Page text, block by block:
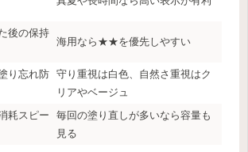
後の保持
海用なら★★を優先しやすい
り忘れ防 守り重視は白色、自然さ重視はク
リアやベージュ
耗スピー
毎回の塗り直しが多いなら容量も
見る